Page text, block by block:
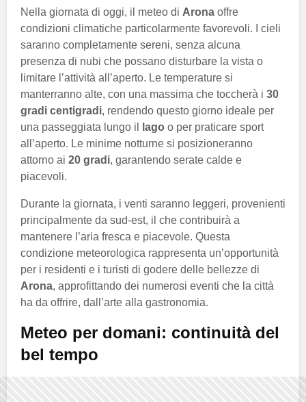
Nella giornata di oggi, il meteo di Arona offre
condizioni climatiche particolarmente favorevoli. I cieli
saranno completamente sereni, senza alcuna
presenza di nubi che possano disturbare la vista o
limitare l’attività all’aperto. Le temperature si
manterranno alte, con una massima che toccherà i 30
gradi centigradi, rendendo questo giorno ideale per
una passeggiata lungo il
lago o per praticare sport
all’aperto. Le minime notturne si posizioneranno
attorno ai 20 gradi, garantendo serate calde e
piacevoli.
Durante la giornata, i venti saranno leggeri, provenienti
principalmente da sud-est, il che contribuirà a
mantenere l’aria fresca e piacevole. Questa
condizione meteorologica rappresenta un’opportunità
per i residenti e i turisti di godere delle bellezze di
Arona, approfittando dei numerosi eventi che la città
ha da offrire, dall’arte alla gastronomia.
Meteo per domani: continuità del
bel tempo